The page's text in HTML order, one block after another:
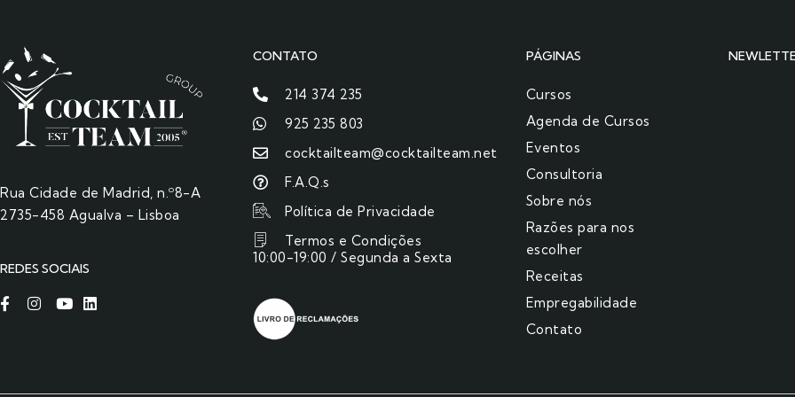
Rua Cidade de Madrid, n.º8-A
2735-458 Agualva – Lisboa
REDES SOCIAIS
CONTATO
214 374 235
925 235 803
cocktailteam@cocktailteam.net
F.A.Q.s
Política de Privacidade
Termos e Condições
10:00-19:00 / Segunda a Sexta
PÁGINAS
Cursos
Agenda de Cursos
Eventos
Consultoria
Sobre nós
Razões para nos
escolher​
Receitas
Empregabilidade
Contato